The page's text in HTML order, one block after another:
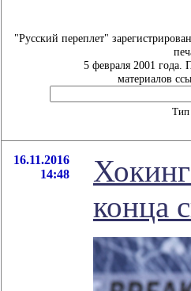
"Русский переплет"
5 февраля 2001 года.
материалов
Тип
16.11.2016
14:48
конца